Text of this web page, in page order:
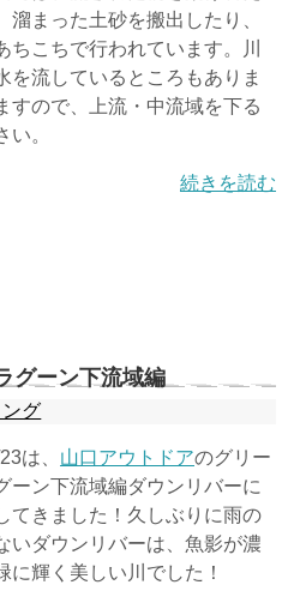
溜まった土砂を搬出したり、
こちで行われています。川
を流しているところもありま
すので、上流・中流域を下る
。
続きを読む
グーン下流域編
グ
は、 山口アウトドアのグリー
ーン下流域編ダウンリバーに
てきました！久しぶりに雨の
いダウンリバーは、魚影が濃
に輝く美しい川でした！